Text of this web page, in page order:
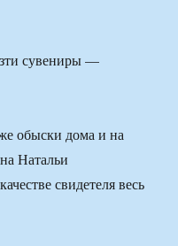
сувениры —
обыски дома и на
Натальи
свидетеля весь